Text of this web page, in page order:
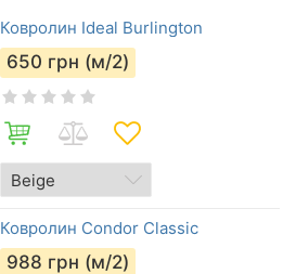
Ковролин Ideal Burlington
650 грн (м/2)
Ковролин Condor Classic
988 грн (м/2)